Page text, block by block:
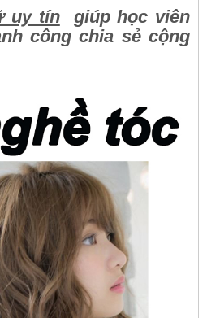
uy tíngiúp học viên
công chia sẻ cộng